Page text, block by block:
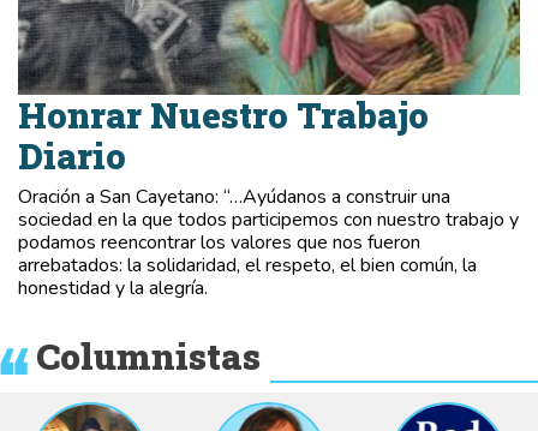
Honrar Nuestro Trabajo
Diario
Oración a San Cayetano: “…Ayúdanos a construir una
sociedad en la que todos participemos con nuestro trabajo y
podamos reencontrar los valores que nos fueron
arrebatados: la solidaridad, el respeto, el bien común, la
honestidad y la alegría.
Columnistas